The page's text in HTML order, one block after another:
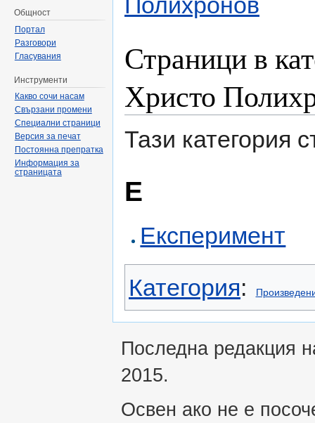
Страници в
Христо
Тази категория
Е
Експеримент
Категория:
Общност
Портал
Разговори
Гласувания
Инструменти
Какво сочи насам
Свързани промени
Специални страници
Версия за печат
Постоянна препратка
Информация за
страницата
Последна редакция
2015.
Освен ако не е